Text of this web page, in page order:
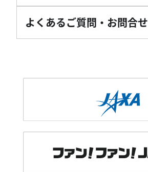
よくあるご質問・お問合せ